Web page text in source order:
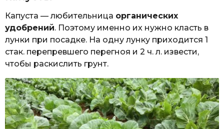
Капуста — любительница органических
удобрений. Поэтому именно их нужно класть в
лунки при посадке. На одну лунку приходится 1
стак. перепревшего перегноя и 2 ч. л. извести,
чтобы раскислить грунт.